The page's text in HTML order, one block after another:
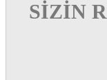
SİZİN